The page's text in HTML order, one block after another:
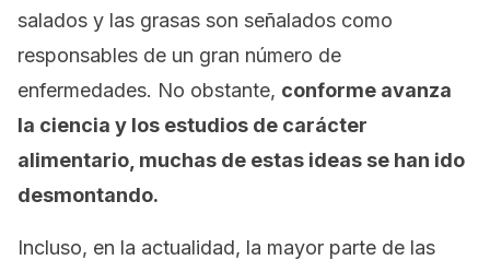
salados y las grasas son señalados como
responsables de un gran número de
enfermedades. No obstante, conforme avanza
la ciencia y los estudios de carácter
alimentario, muchas de estas ideas se han ido
desmontando.
Incluso, en la actualidad, la mayor parte de las